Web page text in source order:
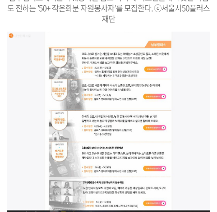
도 전하는 ’50+ 작은화분 자원봉사자‘를 모집한다. ⓒ서울시50플러스
재단